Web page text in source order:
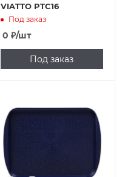
VIATTO PTC16
Под заказ
0 ₽/шт
Под заказ